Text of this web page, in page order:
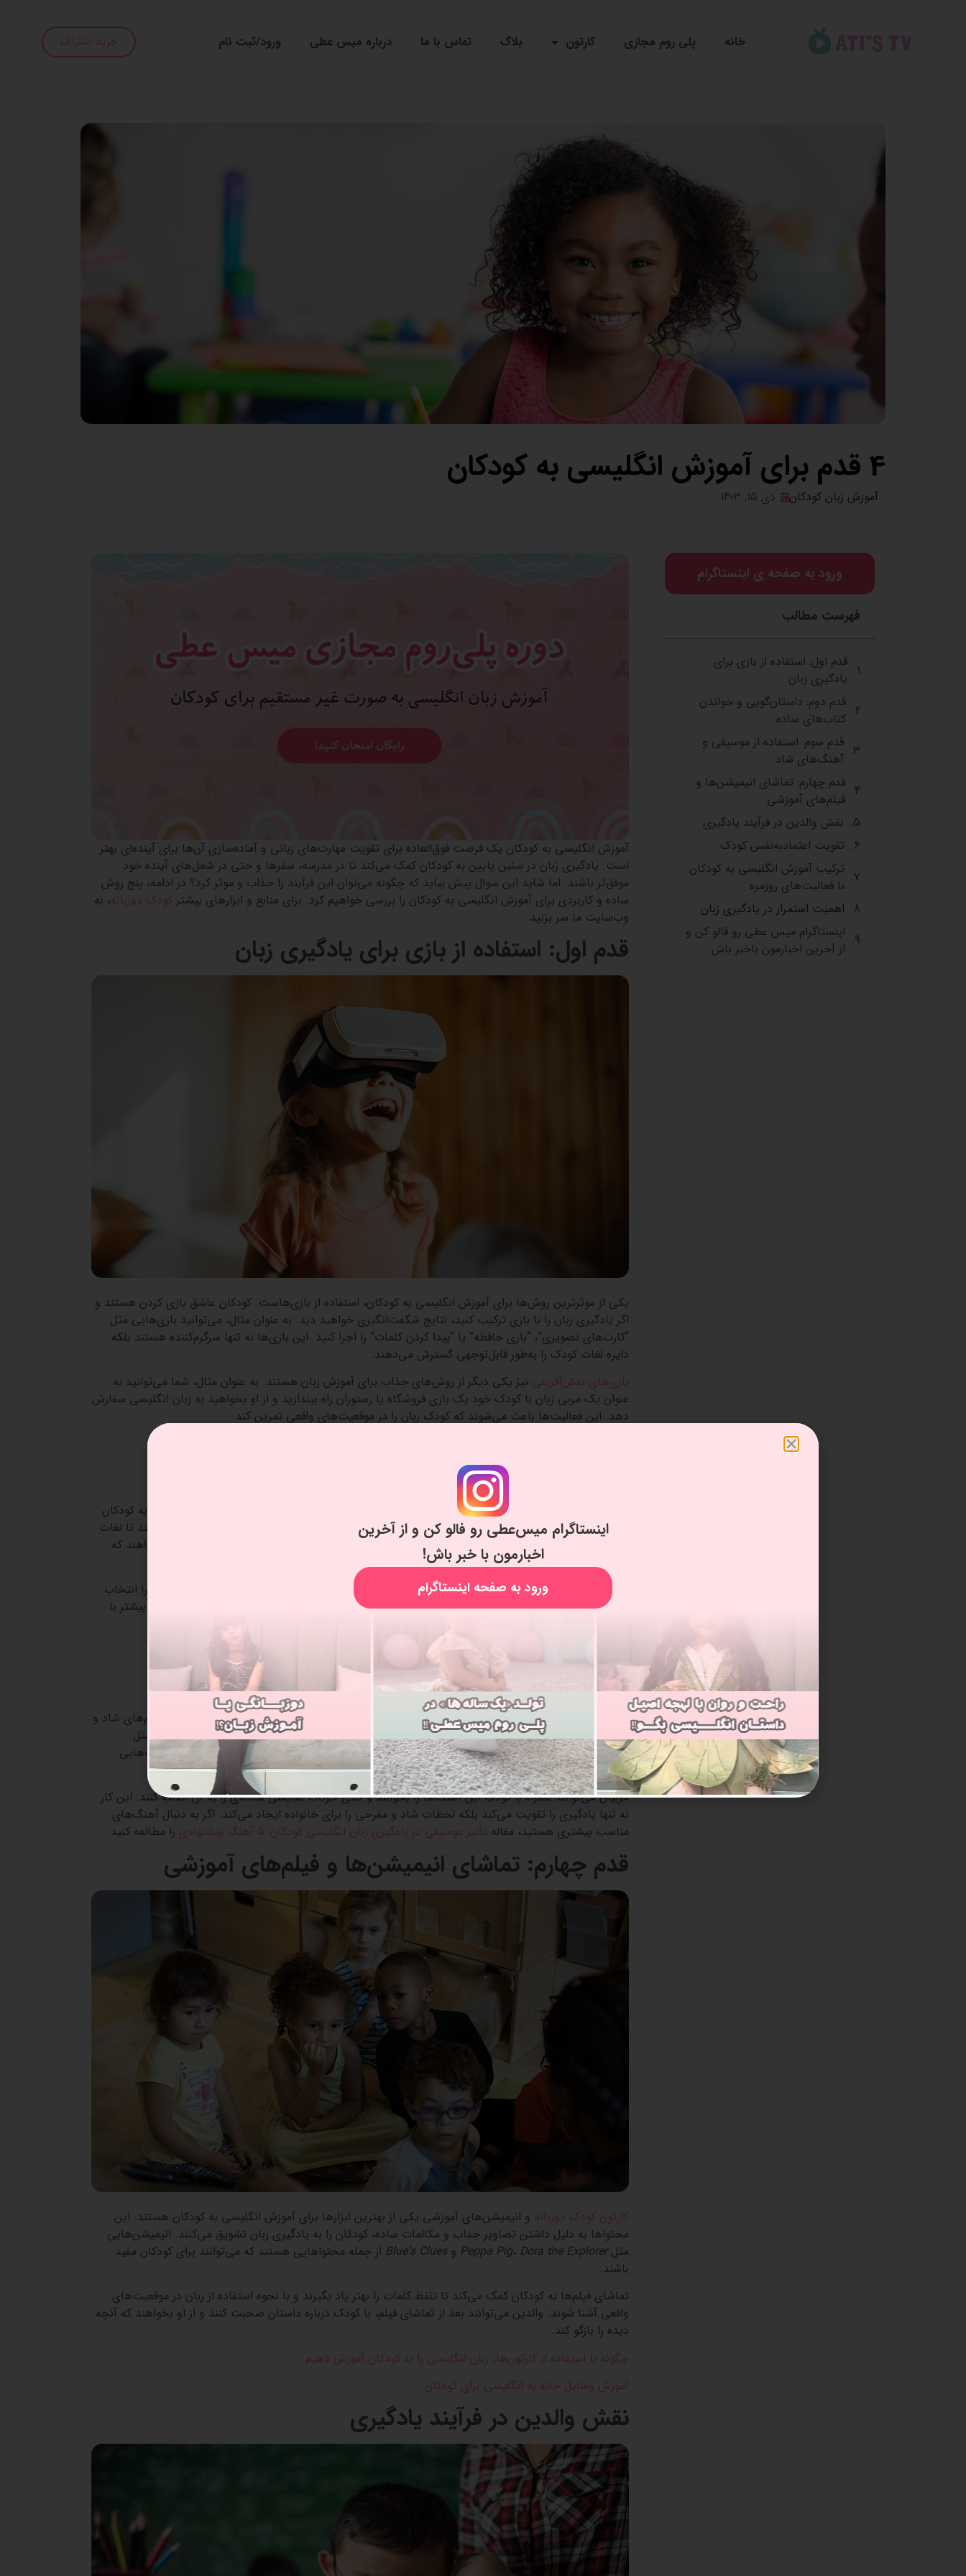
خانه پلی روم مجازی کارتون بلاگ تماس با ما درباره میس عطی ورود/ثبت نام خرید اشتراک
4 قدم برای آموزش انگلیسی به کودکان
آموزش زبان کودکان دی 15, 1403
ورود به صفحه ی اینستاگرام
فهرست مطالب
قدم اول: استفاده از بازی برای
یادگیری زبان
قدم دوم: داستان‌گویی و خواندن
کتاب‌های ساده
قدم سوم: استفاده از موسیقی و
آهنگ‌های شاد
قدم چهارم: تماشای انیمیشن‌ها و
فیلم‌های آموزشی
نقش والدین در فرآیند یادگیری
تقویت اعتمادبه‌نفس کودک
ترکیب آموزش انگلیسی به کودکان
با فعالیت‌های روزمره
اهمیت استمرار در یادگیری زبان
اینستاگرام میس عطی رو فالو کن و
از آخرین اخبارمون باخبر باش .
آموزش انگلیسی به کودکان یک فرصت فوق‌العاده برای تقویت مهارت‌های زبانی و آماده‌سازی آن‌ها برای آینده‌ای بهتر
است. یادگیری زبان در سنین پایین به کودکان کمک می‌کند تا در مدرسه، سفرها و حتی در شغل‌های آینده خود
موفق‌تر باشند. اما شاید این سوال پیش بیاید که چگونه می‌توان این فرآیند را جذاب و موثر کرد؟ در ادامه، پنج روش
ساده و کاربردی برای آموزش انگلیسی به کودکان را بررسی خواهیم کرد. برای منابع و ابزارهای بیشتر کودک دوزبانه، به
وب‌سایت ما سر بزنید.
قدم اول: استفاده از بازی برای یادگیری زبان
یکی از موثرترین روش‌ها برای آموزش انگلیسی به کودکان، استفاده از بازی‌هاست. کودکان عاشق بازی کردن هستند و
اگر یادگیری زبان را با بازی ترکیب کنید، نتایج شگفت‌انگیزی خواهید دید. به عنوان مثال، می‌توانید بازی‌هایی مثل
“کارت‌های تصویری”، “بازی حافظه” یا “پیدا کردن کلمات” را اجرا کنید. این بازی‌ها نه تنها سرگرم‌کننده هستند بلکه
دایره لغات کودک را به‌طور قابل‌توجهی گسترش می‌دهند.
بازی‌های نقش‌آفرینی نیز یکی دیگر از روش‌های جذاب برای آموزش زبان هستند. به عنوان مثال، شما می‌توانید به
عنوان یک مربی زبان با کودک خود یک بازی فروشگاه یا رستوران راه بیندازید و از او بخواهید به زبان انگلیسی سفارش
دهد. این فعالیت‌ها باعث می‌شوند که کودک زبان را در موقعیت‌های واقعی تمرین کند.
قدم دوم: داستان‌گویی و خواندن کتاب‌های ساده
داستان‌ها همیشه برای کودکان جذاب بوده‌اند و می‌توانند به‌عنوان یک ابزار قدرتمند برای آموزش انگلیسی به کودکان
استفاده شوند. انتخاب کتاب‌هایی که شامل تصاویر رنگارنگ و جملات کوتاه هستند، به کودکان کمک می‌کند تا لغات
جدید را به‌راحتی یاد بگیرند. همچنین، مربیان می‌توانند داستان‌ها را با صدای بلند بخوانند و از کودک بخواهند که
شخصیت‌های داستان را توصیف کند.
داستان‌های تعاملی نیز یک روش فوق‌العاده برای یادگیری زبان هستند. به عنوان مثال، می‌توانید داستانی را انتخاب
کنید که کودک در طول آن باید سوالاتی را پاسخ دهد یا تصمیماتی بگیرد. این کار باعث می‌شود که کودک بیشتر با
راهنمای جامع انتخاب بهترین کتاب‌های آموزش زبان انگلیسی برای کودکان
قدم سوم: استفاده از موسیقی و آهنگ‌های شاد
موسیقی یک ابزار جادویی برای آموزش انگلیسی به کودکان است. آهنگ‌های کودکانهکارتون صوتی
با ریتم‌های شاد و
تکرار کلمات، به کودکان کمک می‌کنند که کلمات و عبارات جدید را به‌راحتی به خاطر بسپارند. آهنگ‌هایی مثل
Twinkle Twinkle Little Star،Old MacDonald Had a Farm و The Wheels on the Bus
از جمله آهنگ‌هایی
هستند که می‌توانند تاثیر زیادی در یادگیری داشته باشند.
مربیان می‌توانند همراه با کودک این آهنگ‌ها را بخوانند و حتی حرکات نمایشی ساده‌ای را به آن اضافه کنند. این کار
نه تنها یادگیری را تقویت می‌کند بلکه لحظات شاد و مفرحی را برای خانواده ایجاد می‌کند. اگر به دنبال آهنگ‌های
مناسب بیشتری هستید، مقاله تأثیر موسیقی در یادگیری زبان انگلیسی کودکان: 5 آهنگ پیشنهادی را مطالعه کنید.
قدم چهارم: تماشای انیمیشن‌ها و فیلم‌های آموزشی
کارتون کودک دوزبانه و انیمیشن‌های آموزشی یکی از بهترین ابزارها برای آموزش انگلیسی به کودکان هستند. این
محتواها به دلیل داشتن تصاویر جذاب و مکالمات ساده، کودکان را به یادگیری زبان تشویق می‌کنند. انیمیشن‌هایی
مثل
Peppa Pig، Dora the Explorer وBlue’s Clues از جمله محتواهایی هستند که می‌توانند برای کودکان مفید
باشند.
تماشای فیلم‌ها به کودکان کمک می‌کند تا تلفظ کلمات را بهتر یاد بگیرند و با نحوه استفاده از زبان در موقعیت‌های
واقعی آشنا شوند. والدین می‌توانند بعد از تماشای فیلم، با کودک درباره داستان صحبت کنند و از او بخواهند که آنچه
دیده را بازگو کند.
چگونه با استفاده از کارتون‌ها، زبان انگلیسی را به کودکان آموزش دهیم
آموزش وسایل خانه به انگلیسی برای کودکان
نقش والدین در فرآیند یادگیری
اینستاگرام میس‌عطی رو فالو کن و از آخرین
اخبارمون با خبر باش!
ورود به صفحه اینستاگرام